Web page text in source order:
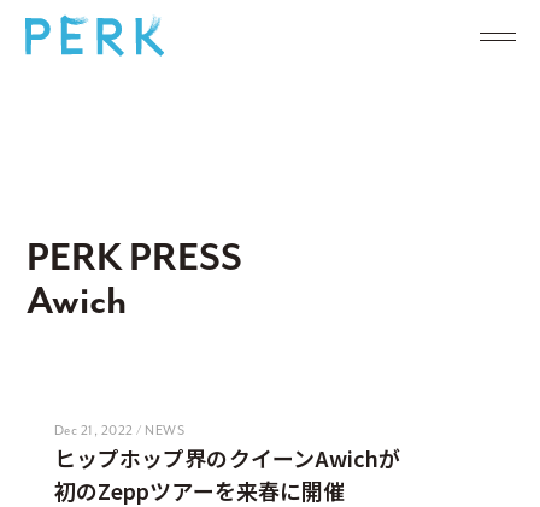
PERK PRESS
Awich
Dec 21, 2022 / NEWS
ヒップホップ界のクイーンAwichが
初のZeppツアーを来春に開催